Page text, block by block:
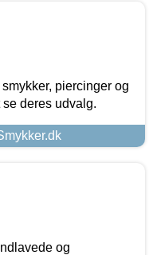
piercinger og
deres udvalg.
og